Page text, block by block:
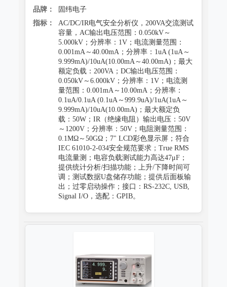
品牌：
固纬电子
指标：
AC/DC/IR电气安全分析仪，200VA交流测试
容量，AC输出电压范围：0.050kV～
5.000kV；分辨率：1V；电流测量范围：
0.001mA～40.00mA；分辨率：1uA (1uA～
9.999mA)/10uA(10.00mA～40.00mA)；最大
额定负载：200VA；DC输出电压范围：
0.050kV～6.000kV；分辨率：1V；电流测
量范围：0.001mA～10.00mA；分辨率：
0.1uA/0.1uA (0.1uA～999.9uA)/1uA(1uA～
9.999mA)/10uA(10.00mA)；最大额定负
载：50W；IR（绝缘电阻）输出电压：50V
～1200V；分辨率：50V；电阻测量范围：
0.1MΩ～50GΩ；7" LCD彩色显示屏；符合
IEC 61010-2-034安全规范要求；True RMS
电流量测；电容负载测试能力高达47μF；
提供统计分析/扫描功能；上升/下降时间可
调；测试数据U盘储存功能；提供后面板输
出；过零启动操作；接口：RS-232C, USB,
Signal I/O，选配：GPIB。